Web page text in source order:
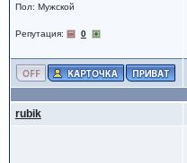
Пол: Мужской
Репутация: 0
rubik